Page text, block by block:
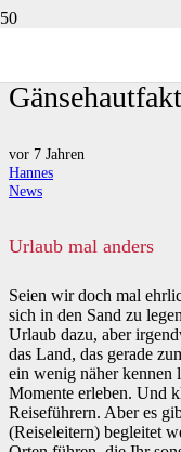
vor 7 Jahren
Hannes
News
Urlaub mal anders
Seien wir doch mal
sich in den Sand zu
Urlaub dazu, aber
das Land, das gerade
ein wenig näher kennen
Momente erleben. Und
Reiseführern. Aber es
(Reiseleitern) begleitet